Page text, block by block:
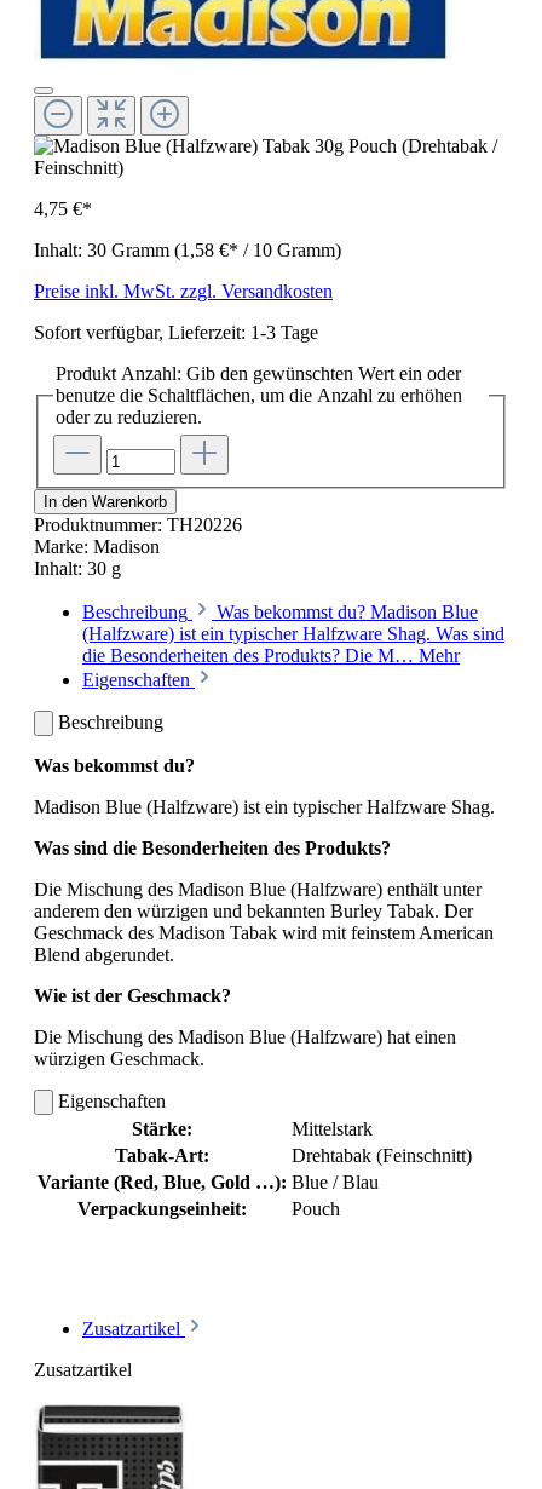
4,75 €*
Inhalt: 30 Gramm (1,58 €* / 10 Gramm)
Preise inkl. MwSt. zzgl. Versandkosten
Sofort verfügbar, Lieferzeit: 1-3 Tage
Produkt Anzahl: Gib den gewünschten Wert ein oder
benutze die Schaltflächen, um die Anzahl zu erhöhen
oder zu reduzieren.
In den Warenkorb
Produktnummer: TH20226
Marke: Madison
Inhalt: 30 g
Beschreibung
Was bekommst du? Madison Blue
(Halfzware) ist ein typischer Halfzware Shag. Was sind
die Besonderheiten des Produkts? Die M… Mehr
Eigenschaften
Beschreibung
Was bekommst du?
Madison Blue (Halfzware) ist ein typischer Halfzware Shag.
Was sind die Besonderheiten des Produkts?
Die Mischung des Madison Blue (Halfzware) enthält unter
anderem den würzigen und bekannten Burley Tabak. Der
Geschmack des Madison Tabak wird mit feinstem American
Blend abgerundet.
Wie ist der Geschmack?
Die Mischung des Madison Blue (Halfzware) hat einen
würzigen Geschmack.
Eigenschaften
Stärke:
Mittelstark
Tabak-Art:
Drehtabak (Feinschnitt)
Variante (Red, Blue, Gold …): Blue / Blau
Verpackungseinheit:
Pouch
Zusatzartikel
Zusatzartikel